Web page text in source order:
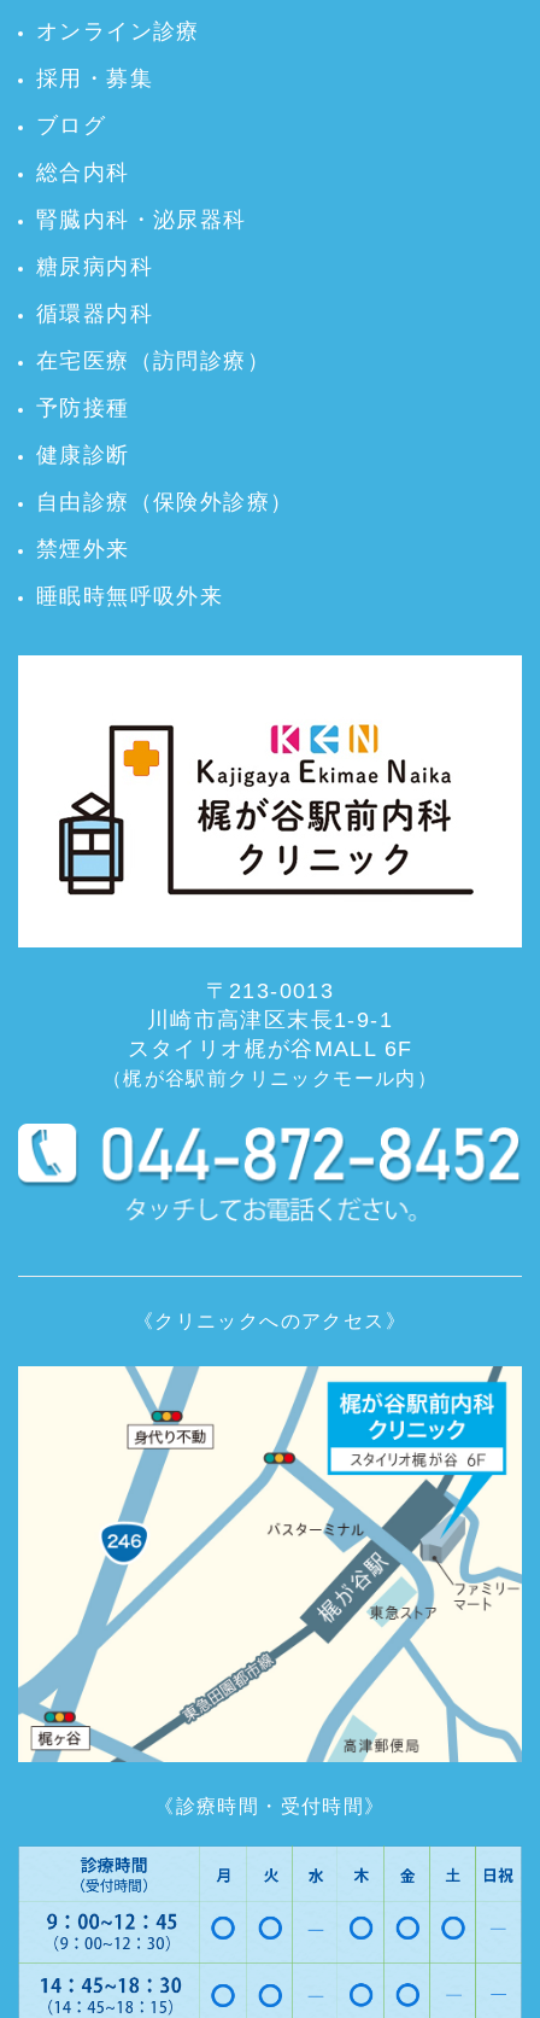
オンライン診療
採用・募集
ブログ
総合内科
腎臓内科・泌尿器科
糖尿病内科
循環器内科
在宅医療（訪問診療）
予防接種
健康診断
自由診療（保険外診療）
禁煙外来
睡眠時無呼吸外来
〒213-0013
川崎市高津区末長1-9-1
スタイリオ梶が谷MALL 6F
（梶が谷駅前クリニックモール内）
《クリニックへのアクセス》
《診療時間・受付時間》